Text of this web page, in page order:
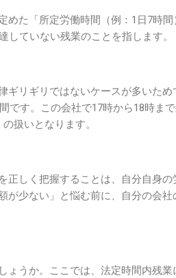
た「所定労働時間（例：1日7時
ていない残業のことを指します。
リギリではないケースが多いため
です。この会社で17時から18時ま
扱いとなります。
正しく把握することは、自分自身
少ない」と悩む前に、自分の会社
うか。ここでは、法定時間内残